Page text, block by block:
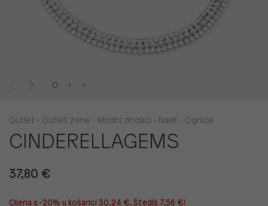
Outlet - Outlet žene - Modni dodaci - Nakit - Ogrlice
CINDERELLAGEMS
37,80 €
Cijena s -20% u košarici 30,24 €. Štediš 7,56 €!